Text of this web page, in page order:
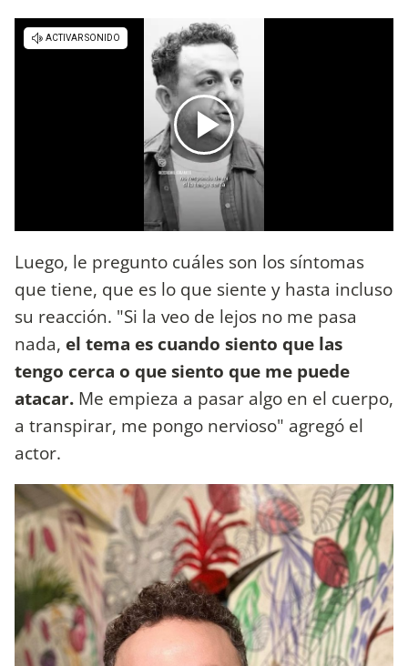
Luego, le pregunto cuáles son los síntomas
que tiene, que es lo que siente y hasta incluso
su reacción. "Si la veo de lejos no me pasa
nada, el tema es cuando siento que las
tengo cerca o que siento que me puede
atacar. Me empieza a pasar algo en el cuerpo,
a transpirar, me pongo nervioso" agregó el
actor.